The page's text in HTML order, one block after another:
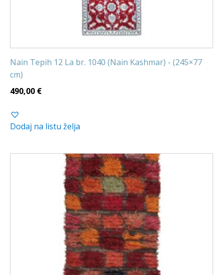
Nain Tepih 12 La br. 1040 (Nain Kashmar) - (245×77
cm)
490,00 €
Dodaj na listu želja